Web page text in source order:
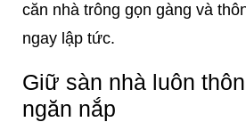
căn nhà trông gọn gàng và
ngay lập tức.
Giữ sàn nhà luôn
ngăn nắp